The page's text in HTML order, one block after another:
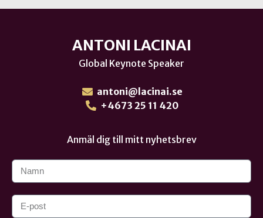
ANTONI LACINAI
Global Keynote Speaker
antoni@lacinai.se
+4673 25 11 420
Anmäl dig till mitt nyhetsbrev